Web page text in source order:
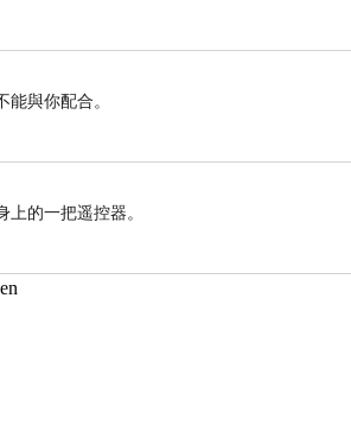
與你配合。
的一把遥控器。